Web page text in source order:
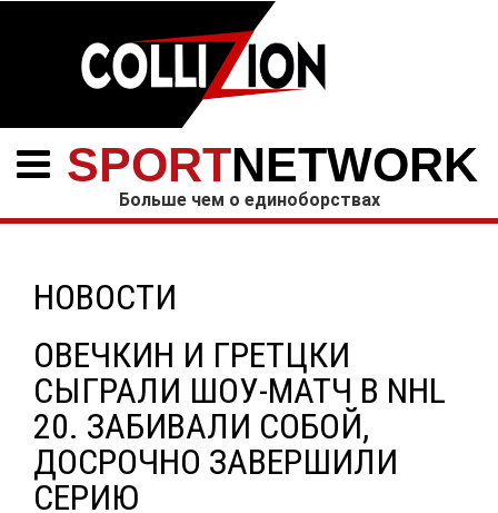
SPORTNETWORK
Больше чем о единоборствах
НОВОСТИ
ОВЕЧКИН И ГРЕТЦКИ
СЫГРАЛИ ШОУ-МАТЧ В NHL
20. ЗАБИВАЛИ СОБОЙ,
ДОСРОЧНО ЗАВЕРШИЛИ
СЕРИЮ